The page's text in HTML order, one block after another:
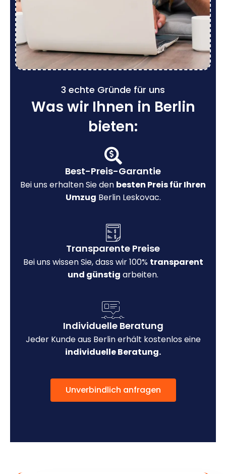
3 echte Gründe für uns
Was wir Ihnen in Berlin
bieten:
Best-Preis-Garantie
Bei uns erhalten Sie den besten Preis für Ihren
Umzug Berlin Leskovac.
Transparente Preise
Bei uns wissen Sie, dass wir 100% transparent
und günstig arbeiten.
Individuelle Beratung
Jeder Kunde aus Berlin erhält kostenlos eine
individuelle Beratung.
Unverbindlich anfragen